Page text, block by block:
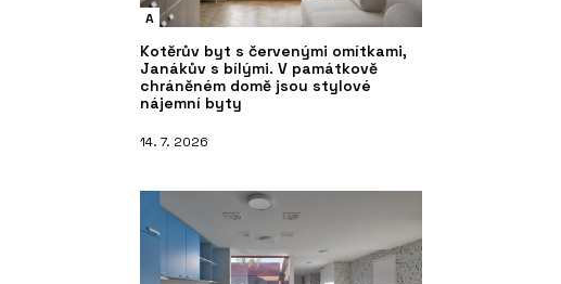
A
Kotěrův byt s červenými omítkami,
Janákův s bílými. V památkově
chráněném domě jsou stylové
nájemní byty
14. 7. 2026